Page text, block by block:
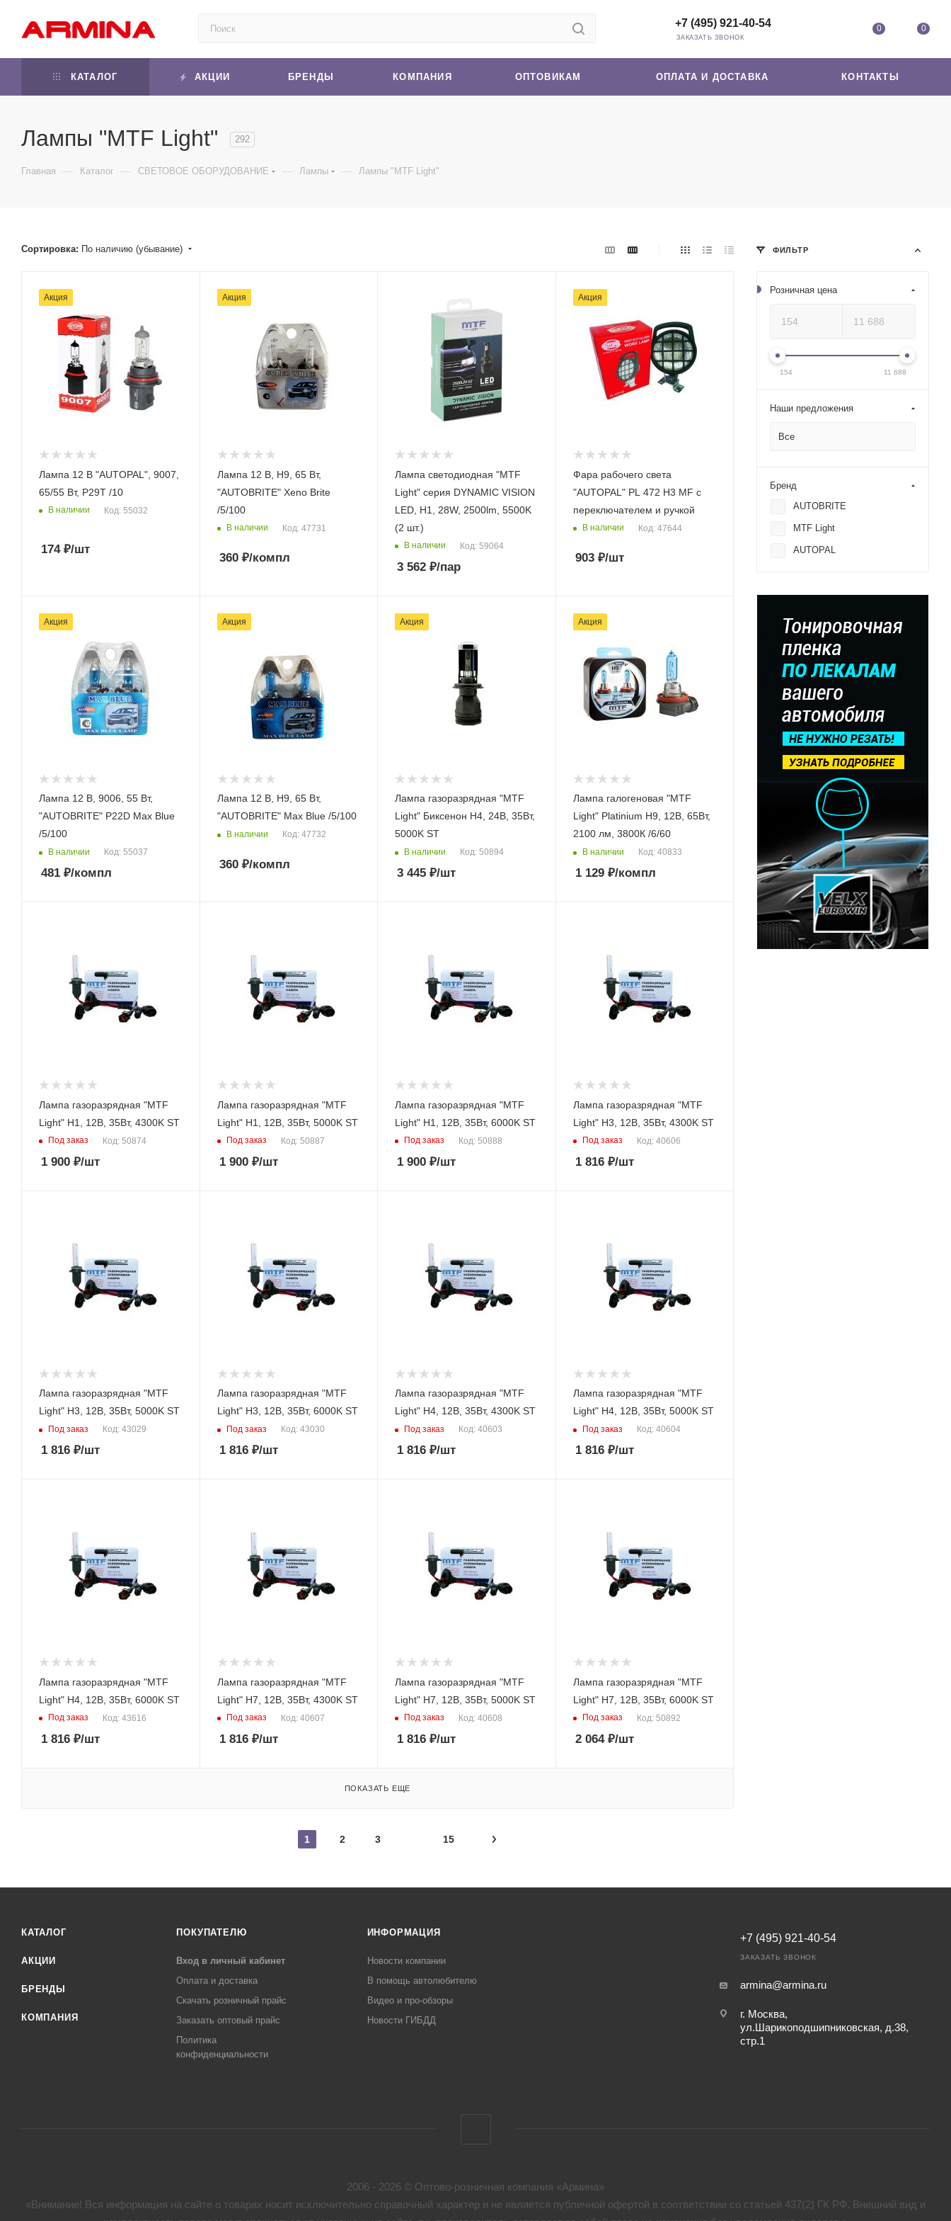
0 0
+7 (495) 921-40-54
ЗАКАЗАТЬ ЗВОНОК
КАТАЛОГ АКЦИИ БРЕНДЫ КОМПАНИЯ ОПТОВИКАМ ОПЛАТА И ДОСТАВКА КОНТАКТЫ
Лампы "MTF Light" 292
Главная — Каталог — СВЕТОВОЕ ОБОРУДОВАНИЕ — Лампы — Лампы "MTF Light"
Сортировка: По наличию (убывание)
Акция
Лампа 12 В "AUTOPAL", 9007,
65/55 Вт, P29T /10
В наличии Код: 55032
174₽/шт
Акция
Лампа 12 В, Н9, 65 Вт,
"AUTOBRITE" Xeno Brite
/5/100
В наличии Код: 47731
360₽/компл
Лампа светодиодная "MTF
Light" серия DYNAMIC VISION
LED, H1, 28W, 2500lm, 5500K
(2 шт.)
В наличии Код: 59064
3 562 ₽/пар
Акция
Фара рабочего света
"AUTOPAL" PL 472 H3 MF с
переключателем и ручкой
В наличии Код: 47644
903₽/шт
Акция
Лампа 12 В, 9006, 55 Вт,
"AUTOBRITE" P22D Max Blue
/5/100
В наличии Код: 55037
481 ₽/компл
Акция
Лампа 12 В, Н9, 65 Вт,
"AUTOBRITE" Max Blue /5/100
В наличии Код: 47732
360₽/компл
Акция
Лампа газоразрядная "MTF
Light" Биксенон H4, 24В, 35Вт,
5000K ST
В наличии Код: 50894
3 445 ₽/шт
Акция
Лампа галогеновая "MTF
Light" Platinium H9, 12В, 65Вт,
2100 лм, 3800К /6/60
В наличии Код: 40833
1 129₽/компл
Лампа газоразрядная "MTF
Light" H1, 12В, 35Вт, 4300K ST
Под заказ Код: 50874
1 900 ₽/шт
Лампа газоразрядная "MTF
Light" H1, 12В, 35Вт, 5000K ST
Под заказ Код: 50887
1 900₽/шт
Лампа газоразрядная "MTF
Light" H1, 12В, 35Вт, 6000K ST
Под заказ Код: 50888
1 900 ₽/шт
Лампа газоразрядная "MTF
Light" H3, 12В, 35Вт, 4300K ST
Под заказ Код: 40606
1 816₽/шт
Лампа газоразрядная "MTF
Light" H3, 12В, 35Вт, 5000K ST
Под заказ Код: 43029
1 816 ₽/шт
Лампа газоразрядная "MTF
Light" H3, 12В, 35Вт, 6000K ST
Под заказ Код: 43030
1 816₽/шт
Лампа газоразрядная "MTF
Light" H4, 12В, 35Вт, 4300K ST
Под заказ Код: 40603
1 816 ₽/шт
Лампа газоразрядная "MTF
Light" H4, 12В, 35Вт, 5000K ST
Под заказ Код: 40604
1 816₽/шт
Лампа газоразрядная "MTF
Light" H4, 12В, 35Вт, 6000K ST
Под заказ Код: 43616
1 816 ₽/шт
Лампа газоразрядная "MTF
Light" H7, 12В, 35Вт, 4300K ST
Под заказ Код: 40607
1 816₽/шт
Лампа газоразрядная "MTF
Light" H7, 12В, 35Вт, 5000K ST
Под заказ Код: 40608
1 816 ₽/шт
Лампа газоразрядная "MTF
Light" H7, 12В, 35Вт, 6000K ST
Под заказ Код: 50892
2 064₽/шт
ПОКАЗАТЬ ЕЩЕ
1 2 3 15
ФИЛЬТР
Розничная цена
154 11 688
Наши предложения
Все
Бренд
AUTOBRITE
MTF Light
AUTOPAL
КАТАЛОГ
АКЦИИ
БРЕНДЫ
КОМПАНИЯ
ПОКУПАТЕЛЮ
Вход в личный кабинет
Оплата и доставка
Скачать розничный прайс
Заказать оптовый прайс
Политика
конфиденциальности
ИНФОРМАЦИЯ
Новости компании
В помощь автолюбителю
Видео и про-обзоры
Новости ГИБДД
+7 (495) 921-40-54
ЗАКАЗАТЬ ЗВОНОК
armina@armina.ru
г. Москва,
ул.Шарикоподшипниковская, д.38,
стр.1
2006 - 2026 © Оптово-розничная компания «Армина»
«Внимание! Вся информация на сайте о товарах носит исключительно справочный характер и не является публичной офертой в соответствии со статьей 437(2) ГК РФ. Внешний вид и